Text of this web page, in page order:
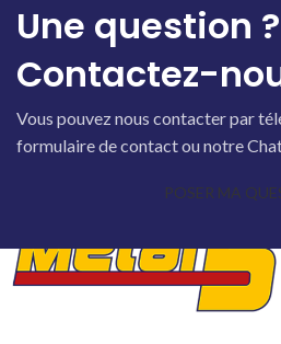
Une question ?
Contactez-
Vous pouvez nous contacter par
formulaire de contact ou notre
POSER MA